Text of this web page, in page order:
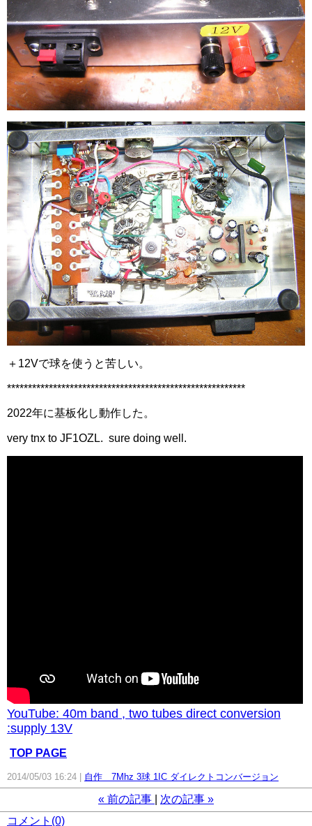
＋12Vで球を使うと苦しい。
*********************************************************
2022年に基板化し動作した。
very tnx to JF1OZL. sure doing well.
YouTube: 40m band , two tubes direct conversion
:supply 13V
TOP PAGE
2014/05/03 16:24 自作 7Mhz 3球 1IC ダイレクトコンバージョン
« 前の記事 次の記事 »
コメント(0)